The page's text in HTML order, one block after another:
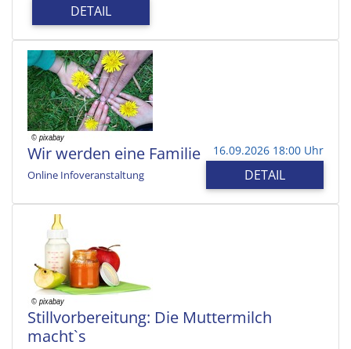
DETAIL
Wir werden eine Familie
Online Infoveranstaltung
16.09.2026 18:00 Uhr
DETAIL
Stillvorbereitung: Die Muttermilch
macht`s